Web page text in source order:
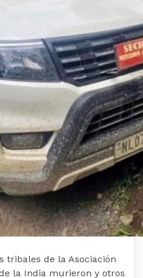
tribales de la Asociación
la India murieron y otros